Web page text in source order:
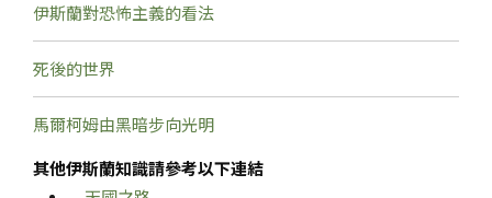
伊斯蘭對恐怖主義的看法
死後的世界
馬爾柯姆由黑暗步向光明
其他伊斯蘭知識請參考以下連結